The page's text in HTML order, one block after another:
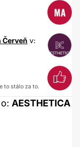
MA
Červeň v:
to stálo za to.
AESTHETICA